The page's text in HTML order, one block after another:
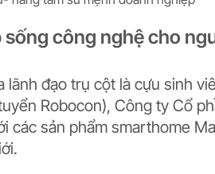
sống công nghệ cho
lãnh đạo trụ cột là cựu sinh
Robocon), Công ty Cổ
các sản phẩm smarthome